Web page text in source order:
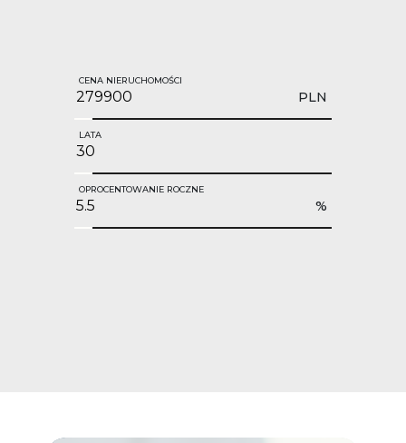
CENA NIERUCHOMOŚCI
PLN
LATA
OPROCENTOWANIE ROCZNE
%